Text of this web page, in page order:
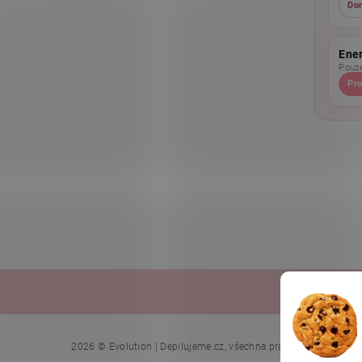
Ella Baché
2026 © Evolution | Depilujeme.cz, všechna práva vyhrazena